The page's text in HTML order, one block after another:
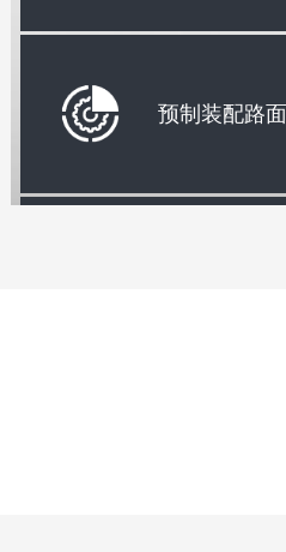
预制装配路面